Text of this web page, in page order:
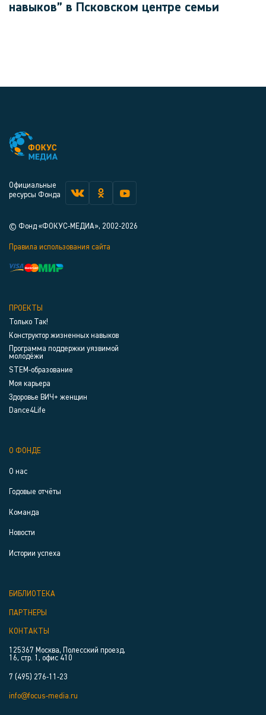
навыков” в Псковском центре семьи
Официальные
ресурсы Фонда
© Фонд «ФОКУС-МЕДИА», 2002-2026
Правила использования сайта
ПРОЕКТЫ
Только Так!
Конструктор жизненных навыков
Программа поддержки уязвимой
молодёжи
STEM-образование
Моя карьера
Здоровье ВИЧ+ женщин
Dance4Life
О ФОНДЕ
О нас
Годовые отчёты
Команда
Новости
Истории успеха
БИБЛИОТЕКА
ПАРТНЕРЫ
КОНТАКТЫ
125367 Москва, Полесский проезд,
16, стр. 1, офис 410
7 (495) 276-11-23
info@focus-media.ru